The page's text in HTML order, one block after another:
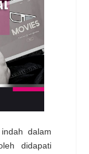
dalam
didapati